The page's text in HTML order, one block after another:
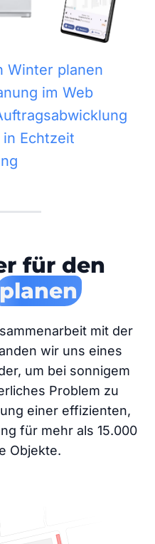
Winter planen
im Web
Echtzeit
für den
planen
mit der
wir uns eines
um bei sonnigem
Problem zu
einer effizienten,
für mehr als 15.000
Objekte.